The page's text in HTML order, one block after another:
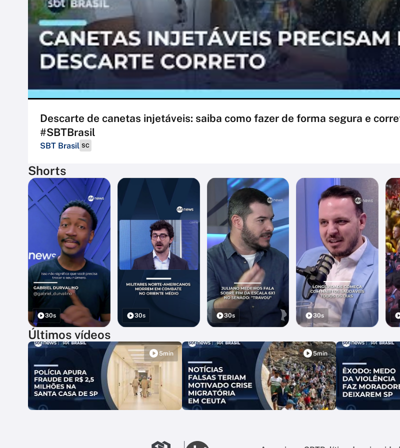
Descarte de canetas injetáveis: saiba como fazer de forma segura e
#SBTBrasil
SBT Brasil SC
Shorts
30s 30s 30s 30s
Últimos vídeos
5min 5min